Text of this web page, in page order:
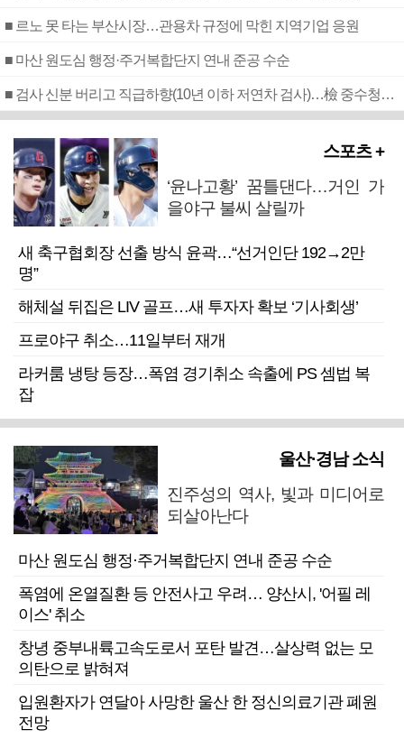
■ 르노 못 타는 부산시장…관용차 규정에 막힌 지역기업 응원
■ 마산 원도심 행정·주거복합단지 연내 준공 수순
■ 검사 신분 버리고 직급하향(10년 이하 저연차 검사)…檢 중수청행 기피
스포츠 +
‘윤나고황’ 꿈틀댄다…거인 가
을야구 불씨 살릴까
새 축구협회장 선출 방식 윤곽…“선거인단 192→2만
명”
해체설 뒤집은 LIV 골프…새 투자자 확보 ‘기사회생’
프로야구 취소…11일부터 재개
라커룸 냉탕 등장…폭염 경기취소 속출에 PS 셈법 복
잡
울산·경남 소식
진주성의 역사, 빛과 미디어로
되살아난다
마산 원도심 행정·주거복합단지 연내 준공 수순
폭염에 온열질환 등 안전사고 우려… 양산시, '어필 레
이스' 취소
창녕 중부내륙고속도로서 포탄 발견…살상력 없는 모
의탄으로 밝혀져
입원환자가 연달아 사망한 울산 한 정신의료기관 폐원
전망